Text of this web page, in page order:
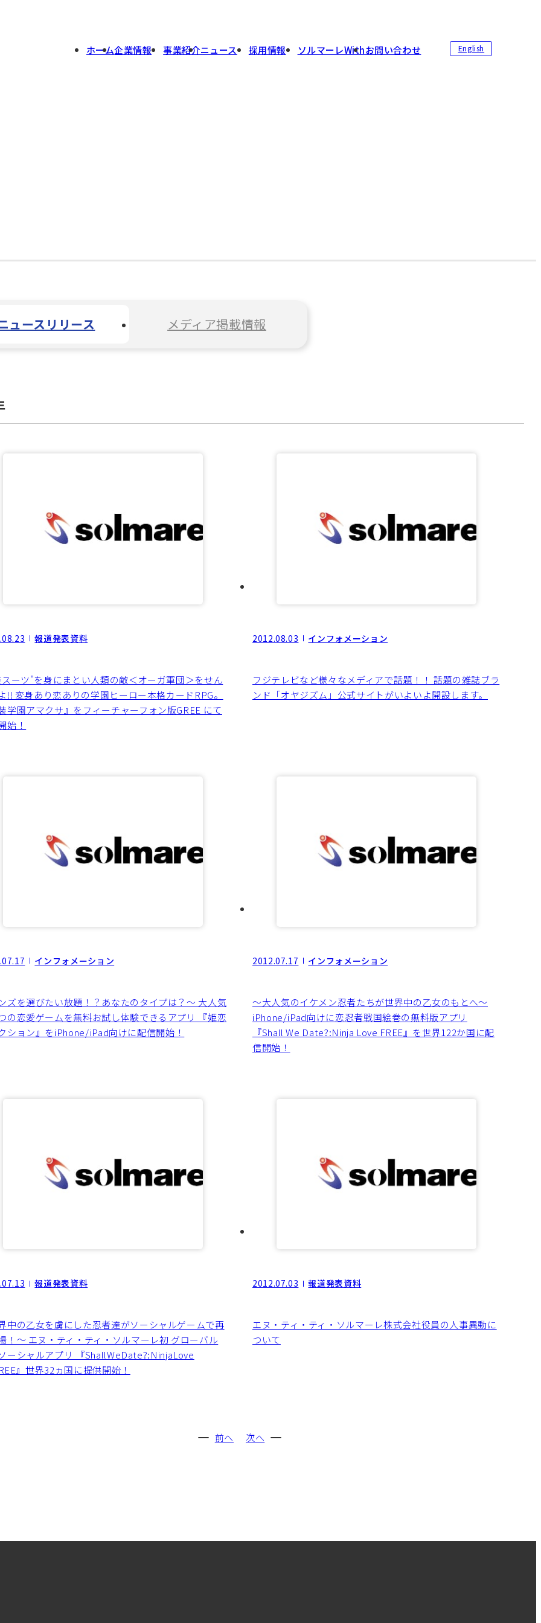
ホーム企業情報 事業紹介ニュース 採用情報 ソルマーレWithお問い合わせ English
ュースリリース メディア掲載情報
ーツ"を身にまとい人類の敵＜オーガ軍団＞をせん
!! 変身あり恋ありの学園ヒーロー本格カードRPG。
装学園アマクサ』をフィーチャーフォン版GREE にて
始！
報道発表資料
フジテレビなど様々なメディアで話題！！ 話題の雑誌ブラ
ンド「オヤジズム」公式サイトがいよいよ開設します。
2012.08.03 インフォメーション
ズを選びたい放題！？あなたのタイプは？～ 大人気
の恋愛ゲームを無料お試し体験できるアプリ 『姫恋
ション』をiPhone/iPad向けに配信開始！
インフォメーション
～大人気のイケメン忍者たちが世界中の乙女のもとへ～
iPhone/iPad向けに恋忍者戦国絵巻の無料版アプリ
『Shall We Date?:Ninja Love FREE』を世界122か国に配
信開始！
2012.07.17 インフォメーション
中の乙女を虜にした忍者達がソーシャルゲームで再
！～ エヌ・ティ・ティ・ソルマーレ初 グローバル
ーシャルアプリ 『ShallWeDate?:NinjaLove
』世界32ヵ国に提供開始！
報道発表資料
エヌ・ティ・ティ・ソルマーレ株式会社役員の人事異動に
ついて
2012.07.03 報道発表資料
前へ 次へ